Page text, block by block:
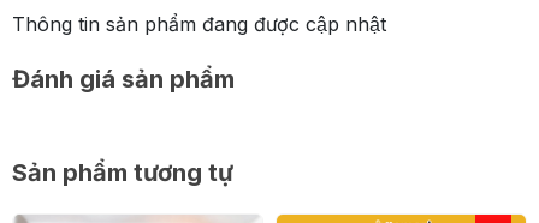
Thông tin sản phẩm đang được cập nhật
Đánh giá sản phẩm
Sản phẩm tương tự